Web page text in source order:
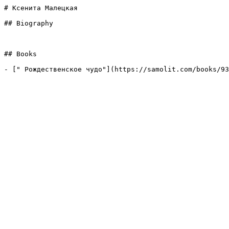
# Ксенита Малецкая
## Biography
## Books
- [" Рождественское чудо"](https://samolit.com/books/